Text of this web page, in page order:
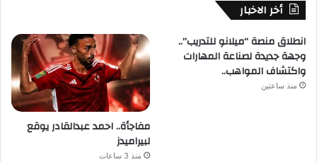
أخر الاخبار
انطلاق منصة “ميلانو للتدريب”..
وجهة جديدة لصناعة المهارات
واكتشاف المواهب..
منذ ساعتين
مفاجأة.. احمد عبدالقادر يوقع
لبيراميدز
منذ 3 ساعات